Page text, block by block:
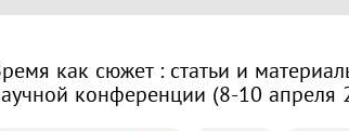
как сюжет : статьи и
конференции (8-10 апреля